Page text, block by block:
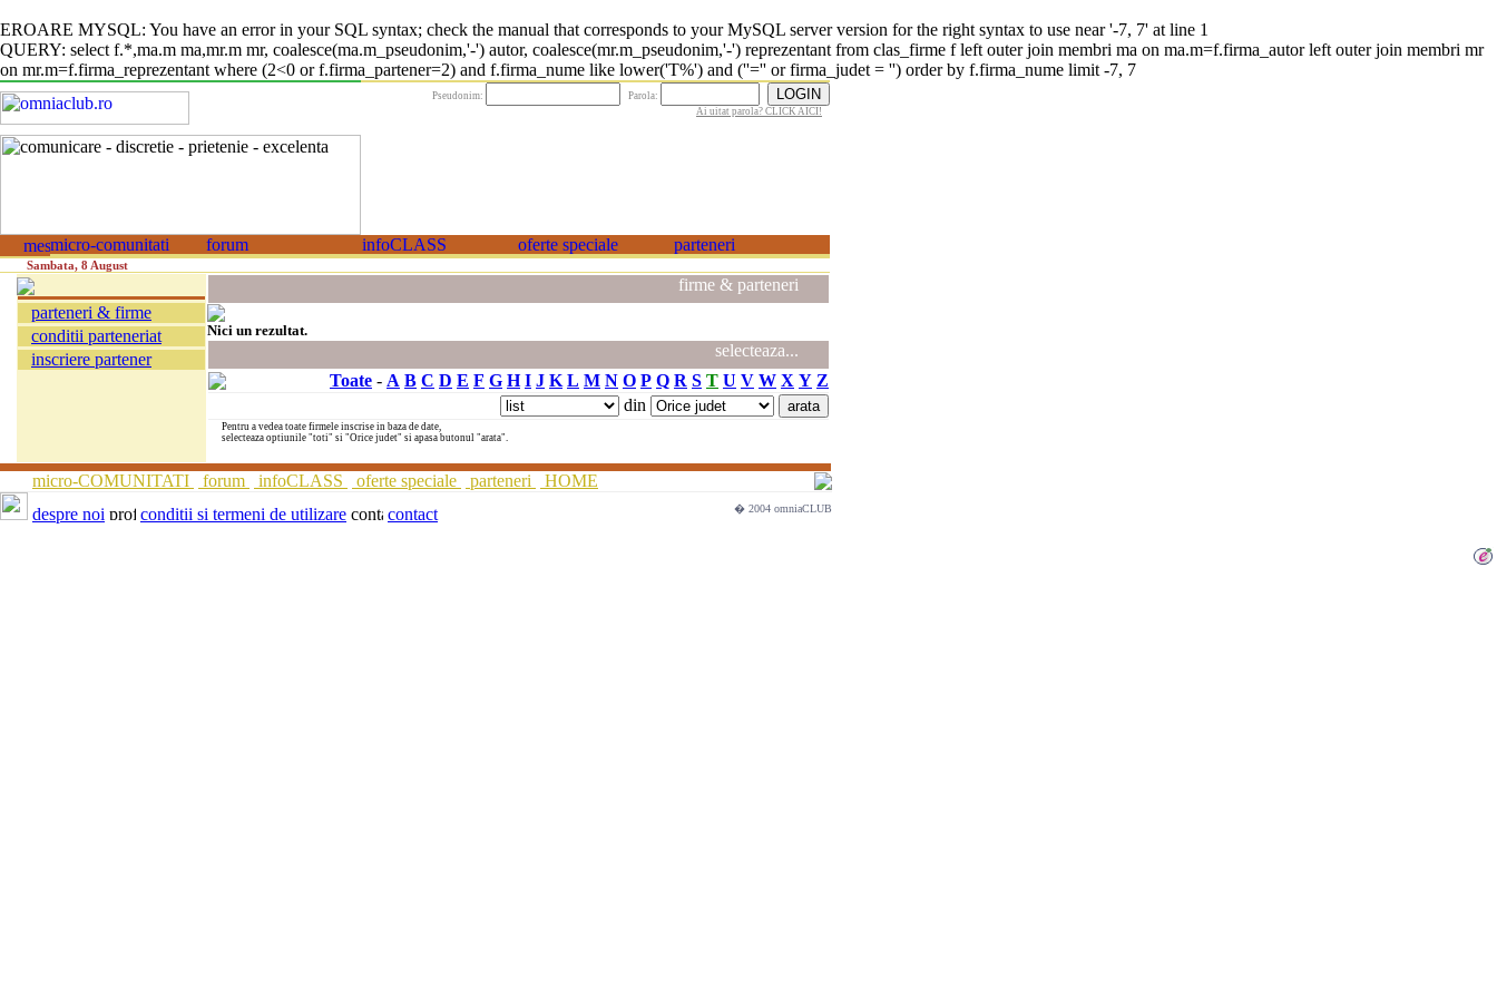
EROARE MYSQL: You have an error in your SQL syntax; check the manual that corresponds to your MySQL server version for the right syntax to use near '-7, 7' at line 1
QUERY: select f.*,ma.m ma,mr.m mr, coalesce(ma.m_pseudonim,'-') autor, coalesce(mr.m_pseudonim,'-') reprezentant from clas_firme f left outer join membri ma on ma.m=f.firma_autor left outer join membri mr
on mr.m=f.firma_reprezentant where (2<0 or f.firma_partener=2) and f.firma_nume like lower('T%') and (''='' or firma_judet = '') order by f.firma_nume limit -7, 7
Pseudonim:
Parola:
Ai uitat parola? CLICK AICI!
Sambata, 8 August
parteneri & firme
conditii parteneriat
inscriere partener
firme & parteneri
Nici un rezultat.
selecteaza...
Toate - A B C D E F G H I J K L M N O P Q R S T U V W X Y Z
din
Pentru a vedea toate firmele inscrise in baza de date,
selecteaza optiunile "toti" si "Orice judet" si apasa butonul "arata".
micro-COMUNITATI forum infoCLASS oferte speciale parteneri
HOME
despre noi
conditii si termeni de utilizare contact � 2004 omniaCLUB